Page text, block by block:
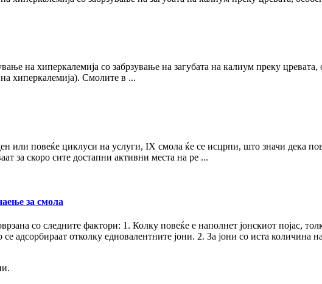
на хиперкалемија со забрзување на загубата на калиум преку
хиперкалемија). Смолите в ...
или повеќе циклуси на услуги, IX смола ќе се исцрпи, што значи дека
за скоро сите достапни активни места на ре ...
за смола
со следните фактори: 1. Колку повеќе е наполнет јонскиот појас,
адсорбираат отколку едновалентните јони. 2. За јони со иста количина